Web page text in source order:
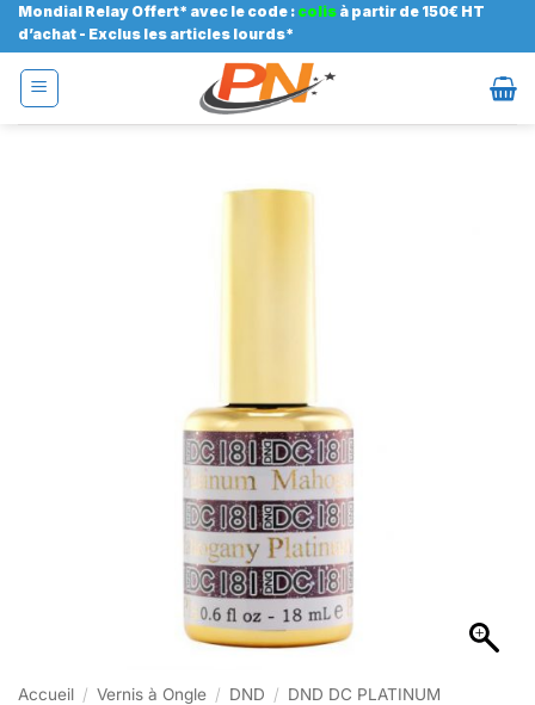
Passer
au
contenu
Mondial Relay Offert* avec le code : colis à partir de 150€ HT
d’achat - Exclus les articles lourds*
Accueil / Vernis à Ongle / DND / DND DC PLATINUM